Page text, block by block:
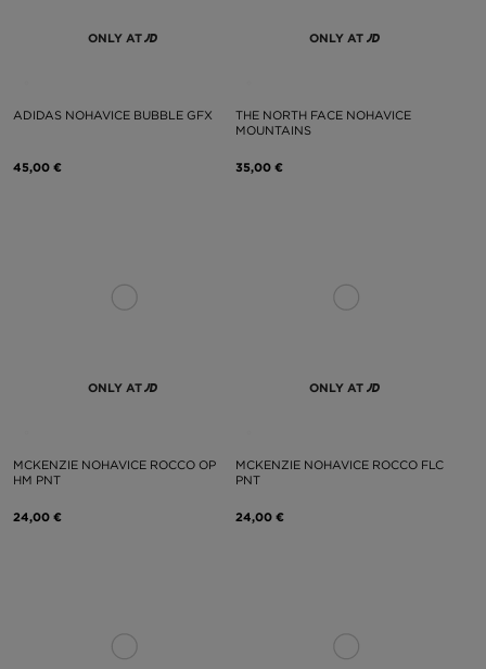
ONLY AT
ADIDAS NOHAVICE BUBBLE GFX
45,00 €
ONLY AT
THE NORTH FACE NOHAVICE
MOUNTAINS
35,00 €
ONLY AT
MCKENZIE NOHAVICE ROCCO OP
HM PNT
24,00 €
ONLY AT
MCKENZIE NOHAVICE ROCCO FLC
PNT
24,00 €